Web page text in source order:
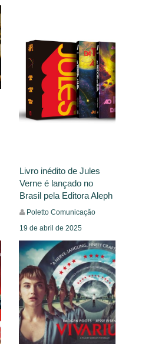
Livro inédito de Jules
Verne é lançado no
Brasil pela Editora Aleph
Poletto Comunicação
19 de abril de 2025
Mural
Leia Mais